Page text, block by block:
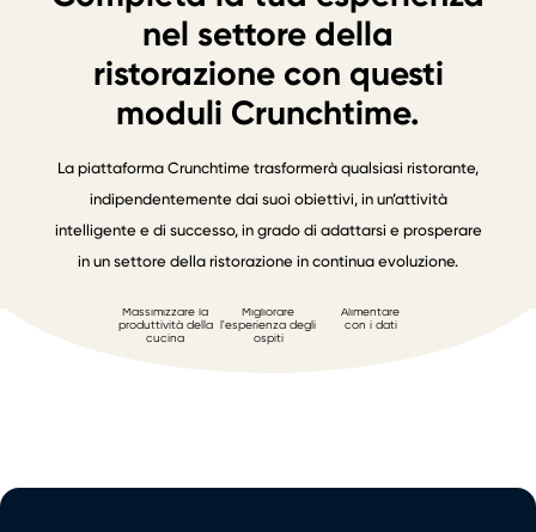
nel settore della
ristorazione con questi
moduli Crunchtime.
La piattaforma Crunchtime trasformerà qualsiasi ristorante,
indipendentemente dai suoi obiettivi, in un’attività
intelligente e di successo, in grado di adattarsi e prosperare
in un settore della ristorazione in continua evoluzione.
Massimizzare la
produttività della
cucina
Migliorare
l'esperienza degli
ospiti
Alimentare
con i dati